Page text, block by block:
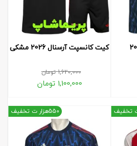
کیت کانسپت آرسنال 2026 مشکی
1,620,000تومان
1,100,000 تومان
550هزار ت تخفیف